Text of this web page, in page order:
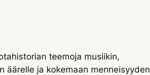
teemoja musiikin,
äärelle ja kokemaan menneisyyden